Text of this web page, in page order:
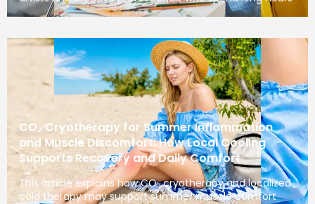
CO₂ Cryotherapy for Summer Inflammation
and Muscle Discomfort: How Local Cooling
Supports Recovery and Daily Comfort
This article explains how CO₂ cryotherapy and localized
cold therapy may support summer muscle comfort